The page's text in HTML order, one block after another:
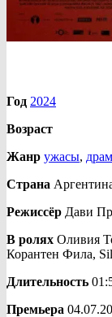
Год 2024
Возраст
Жанр ужасы,
Страна
Режиссёр Дави
В ролях Оливия
Корантен Фила,
Длительность
Премьера